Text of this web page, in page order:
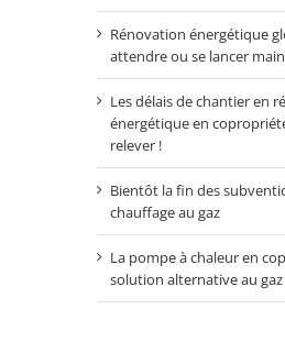
Rénovation énergétique
attendre ou se lancer
Les délais de chantier en
énergétique en
relever !
Bientôt la fin des
chauffage au gaz
La pompe à chaleur en
solution alternative au gaz